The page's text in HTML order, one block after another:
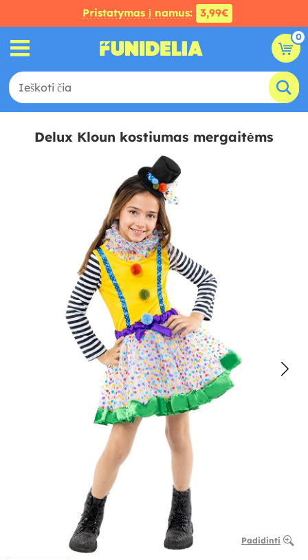
Pristatymas į namus: 3,99€
0
Delux Kloun kostiumas mergaitėms
Padidinti